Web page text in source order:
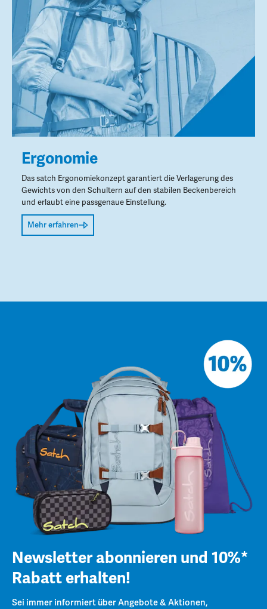
Ergonomie
Das satch Ergonomiekonzept garantiert die Verlagerung des
Gewichts von den Schultern auf den stabilen Beckenbereich
und erlaubt eine passgenaue Einstellung.
Mehr erfahren
Newsletter abonnieren und 10%*
Rabatt erhalten!
Sei immer informiert über Angebote & Aktionen,